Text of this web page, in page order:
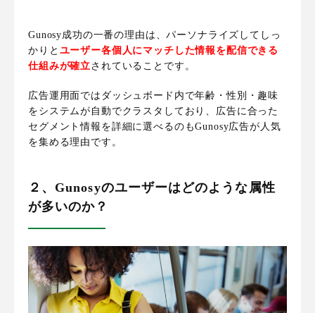
Gunosy成功の一番の理由は、パーソナライズしてしっ
かりと ユーザー各個人にマッチした情報を配信できる
仕組みが確立されていることです。
広告運用面ではダッシュボード内で年齢・性別・趣味
をシステムが自動でクラスタしており、広告に合った
セグメント情報を詳細に選べるのもGunosy広告が人気
を集める理由です。
２、Gunosyのユーザーはどのような属性
が多いのか？